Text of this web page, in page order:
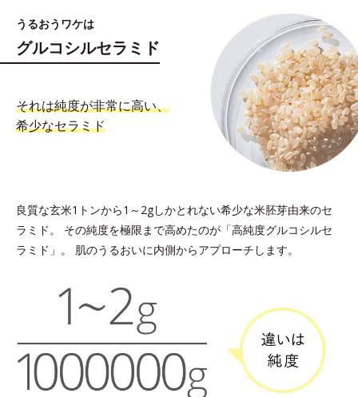
うるおうワケは
グルコシルセラミド
それは純度が非常に高い、
希少なセラミド
良質な玄米1トンから1～2gしかとれない希少な米胚芽由来のセ
ラミド。
その純度を極限まで高めたのが「高純度グルコシルセ
ラミド」。
肌のうるおいに内側からアプローチします。